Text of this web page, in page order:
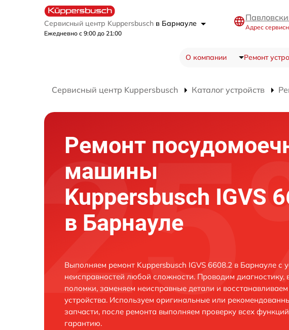
Сервисный центр Kuppersbusch в Барнауле
Ежедневно с 9:00 до 21:00
Адрес
О компании Ремонт
Сервисный центр Kuppersbusch Каталог устройств
Ремонт
машины
Kuppersbusch IGVS
в Барнауле
Выполняем ремонт Kuppersbusch IGVS 6608.2 в Барнауле с
неисправностей любой сложности. Проводим диагностику,
поломки, заменяем неисправные детали и
устройства. Используем оригинальные или
запчасти, после ремонта выполняем проверку всех
гарантию.